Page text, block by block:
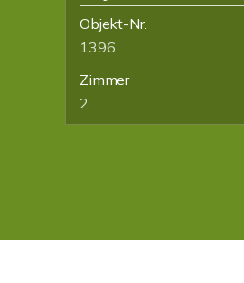
Objekt-Nr.
1396
Zimmer
2